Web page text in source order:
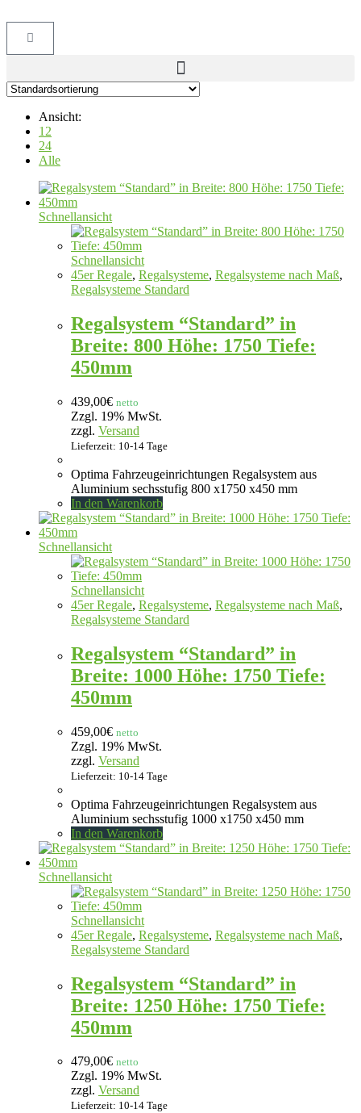
Ansicht:
12
24
Alle
Schnellansicht
Schnellansicht
45er Regale, Regalsysteme, Regalsysteme nach Maß,
Regalsysteme Standard
Regalsystem “Standard” in
Breite: 800 Höhe: 1750 Tiefe:
450mm
439,00€ netto
Zzgl. 19% MwSt.
zzgl. Versand
Lieferzeit: 10-14 Tage
Optima Fahrzeugeinrichtungen Regalsystem aus
Aluminium sechsstufig 800 x1750 x450 mm
In den Warenkorb
Schnellansicht
Schnellansicht
45er Regale, Regalsysteme, Regalsysteme nach Maß,
Regalsysteme Standard
Regalsystem “Standard” in
Breite: 1000 Höhe: 1750 Tiefe:
450mm
459,00€ netto
Zzgl. 19% MwSt.
zzgl. Versand
Lieferzeit: 10-14 Tage
Optima Fahrzeugeinrichtungen Regalsystem aus
Aluminium sechsstufig 1000 x1750 x450 mm
In den Warenkorb
Schnellansicht
Schnellansicht
45er Regale, Regalsysteme, Regalsysteme nach Maß,
Regalsysteme Standard
Regalsystem “Standard” in
Breite: 1250 Höhe: 1750 Tiefe:
450mm
479,00€ netto
Zzgl. 19% MwSt.
zzgl. Versand
Lieferzeit: 10-14 Tage